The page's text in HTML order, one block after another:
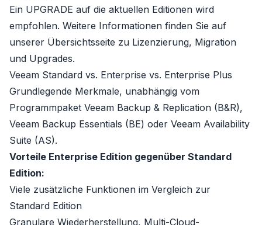
Ein UPGRADE auf die aktuellen Editionen wird
empfohlen. Weitere Informationen finden Sie auf
unserer Übersichtsseite zu Lizenzierung, Migration
und Upgrades.
Veeam Standard vs. Enterprise vs. Enterprise Plus
Grundlegende Merkmale, unabhängig vom
Programmpaket Veeam Backup & Replication (B&R),
Veeam Backup Essentials (BE) oder Veeam Availability
Suite (AS).
Vorteile Enterprise Edition gegenüber Standard
Edition:
Viele zusätzliche Funktionen im Vergleich zur
Standard Edition
Granulare Wiederherstellung, Multi-Cloud-